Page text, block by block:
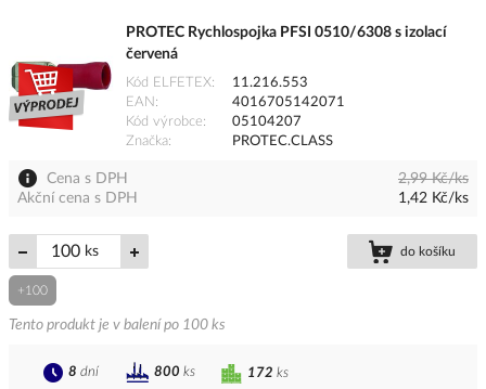
PROTEC Rychlospojka PFSI 0510/6308 s izolací
červená
Kód ELFETEX
11.216.553
EAN
4016705142071
Kód výrobce
05104207
Značka
PROTEC.CLASS
Cena s DPH
2,99 Kč/ks
Akční cena s DPH
1,42 Kč/ks
ks do košíku
+100
Tento produkt je v balení po 100 ks
172 ks
8 dní 800 ks